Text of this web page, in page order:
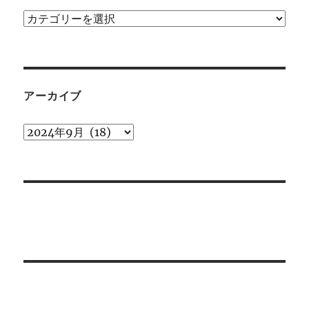
カ
ー
アーカイブ
ア